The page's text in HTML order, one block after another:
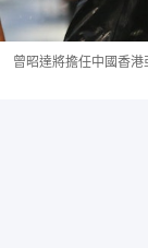
曾昭達將擔任中國香港